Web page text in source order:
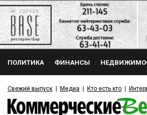
ПОЛИТИКА ФИНАНСЫ
Свежий выпуск Медиа Кто есть кто